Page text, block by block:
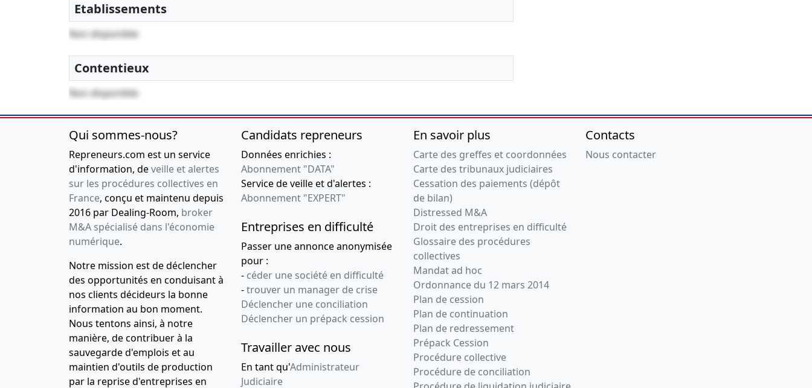
Etablissements
Non disponible
Contentieux
Non disponible
Qui sommes-nous?
Repreneurs.com est un service
d'information, deveille et alertes
sur les procédures collectives en
France, conçu et maintenu depuis
2016 par Dealing-Room, broker
M&A spécialisé dans l'économie
numérique.
Notre mission est de déclencher
des opportunités en conduisant à
nos clients décideurs la bonne
information au bon moment.
Nous tentons ainsi, à notre
manière, de contribuer à la
sauvegarde d'emplois et au
maintien d'outils de production
par la reprise d'entreprises en
Candidats repreneurs
Données enrichies :
Abonnement "DATA"
Service de veille et d'alertes :
Abonnement "EXPERT"
Entreprises en difficulté
Passer une annonce anonymisée
pour :
- céder une société en difficulté
-trouver un manager de crise
Déclencher une conciliation
Déclencher un prépack cession
Travailler avec nous
En tant qu'Administrateur
Judiciaire
En savoir plus
Carte des greffes et coordonnées
Carte des tribunaux judiciaires
Cessation des paiements (dépôt
de bilan)
Distressed M&A
Droit des entreprises en difficulté
Glossaire des procédures
collectives
Mandat ad hoc
Ordonnance du 12 mars 2014
Plan de cession
Plan de continuation
Plan de redressement
Prépack Cession
Procédure collective
Procédure de conciliation
Contacts
Nous contacter